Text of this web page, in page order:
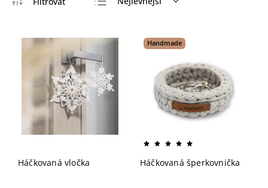
Nejprodávanější
Háčkovaná vločka
Handmade
Háčkovaná šperkovnička